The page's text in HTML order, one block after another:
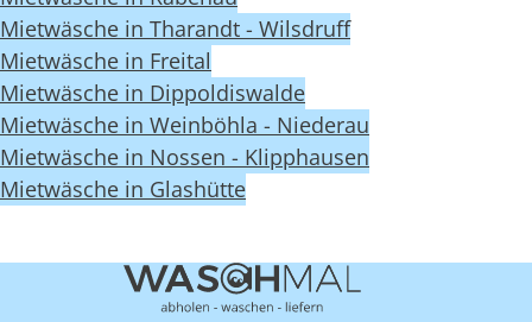
Mietwäsche in Tharandt - Wilsdruff
Mietwäsche in Freital
Mietwäsche in Dippoldiswalde
Mietwäsche in Weinböhla - Niederau
Mietwäsche in Nossen - Klipphausen
Mietwäsche in Glashütte